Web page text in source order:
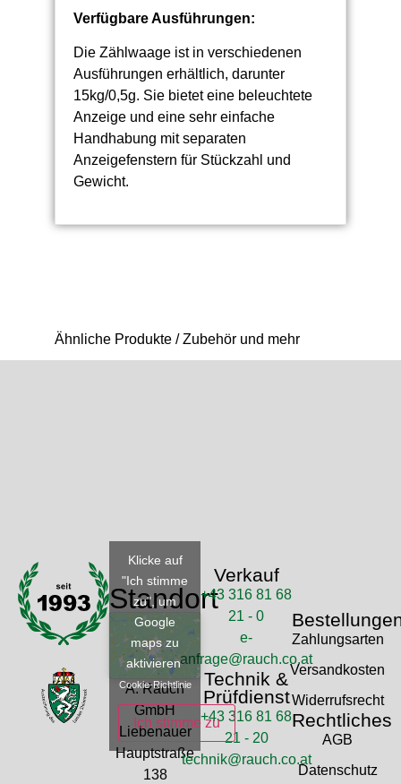
Verfügbare Ausführungen:
Die Zählwaage ist in verschiedenen
Ausführungen erhältlich, darunter
15kg/0,5g. Sie bietet eine beleuchtete
Anzeige und eine sehr einfache
Handhabung mit separaten
Anzeigefenstern für Stückzahl und
Gewicht.
Ähnliche Produkte / Zubehör und mehr
Standort
Klicke auf
"Ich stimme
zu", um
Google
maps zu
aktivieren
Cookie-Richtlinie
Ich stimme zu
A. Rauch
GmbH
Liebenauer
Hauptstraße
138
Verkauf
+43 316 81 68
21 - 0
e-
anfrage@rauch.co.at
Technik &
Prüfdienst
+43 316 81 68
21 - 20
technik@rauch.co.at
Zahlungsarten
Versandkosten
Widerrufsrecht
Rechtliches
AGB
Datenschutz